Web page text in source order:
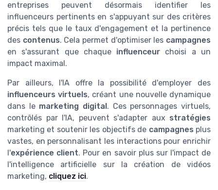
entreprises peuvent désormais identifier les
influenceurs pertinents en s'appuyant sur des critères
précis tels que le taux d'engagement et la pertinence
des contenus. Cela permet d'optimiser les campagnes
en s'assurant que chaque influenceur choisi a un
impact maximal.
Par ailleurs, l'IA offre la possibilité d'employer des
influenceurs virtuels, créant une nouvelle dynamique
dans le marketing digital . Ces personnages virtuels,
contrôlés par l'IA, peuvent s'adapter aux stratégies
marketing et soutenir les objectifs de campagnes plus
vastes, en personnalisant les interactions pour enrichir
l'expérience client. Pour en savoir plus sur l'impact de
l'intelligence artificielle sur la création de vidéos
marketing, cliquez ici.